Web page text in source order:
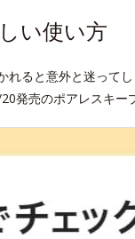
い使い方
ると意外と迷って
発売のポアレスキー